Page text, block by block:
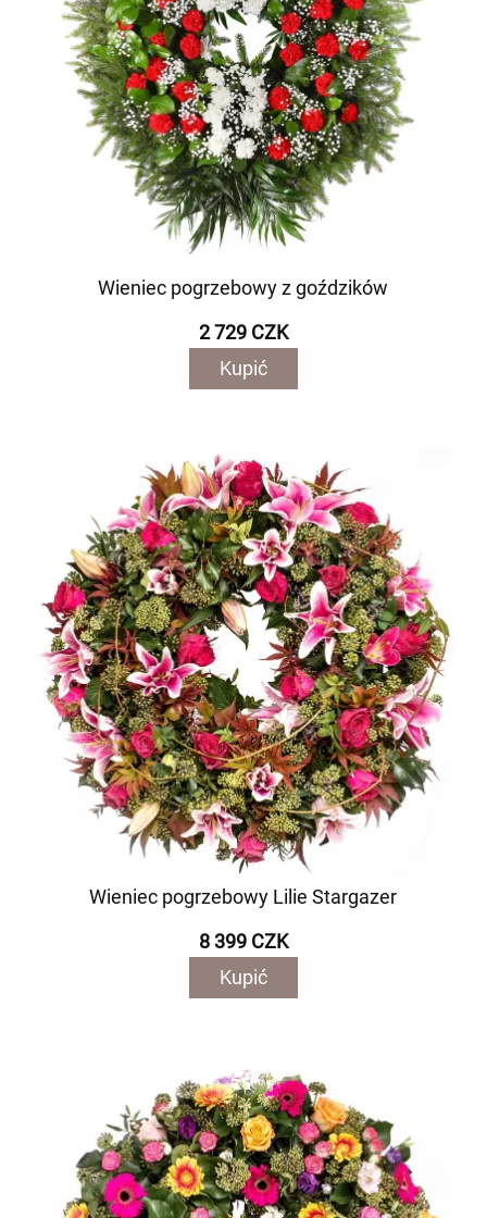
Wieniec pogrzebowy z goździków
2 729 CZK
Kupić
Wieniec pogrzebowy Lilie Stargazer
8 399 CZK
Kupić